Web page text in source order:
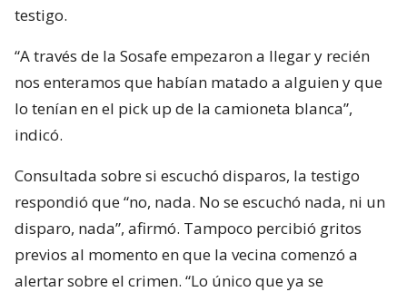
testigo.
“A través de la Sosafe empezaron a llegar y recién
nos enteramos que habían matado a alguien y que
lo tenían en el pick up de la camioneta blanca”,
indicó.
Consultada sobre si escuchó disparos, la testigo
respondió que “no, nada. No se escuchó nada, ni un
disparo, nada”, afirmó. Tampoco percibió gritos
previos al momento en que la vecina comenzó a
alertar sobre el crimen. “Lo único que ya se